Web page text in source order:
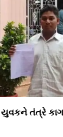
યુવકને તંત્રે